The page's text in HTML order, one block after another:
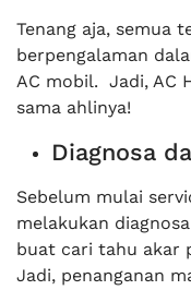
Tenang aja, semua
berpengalaman
AC mobil. Jadi, AC
sama ahlinya!
Diagnosa
Sebelum mulai
melakukan
buat cari tahu akar
Jadi, penanganan